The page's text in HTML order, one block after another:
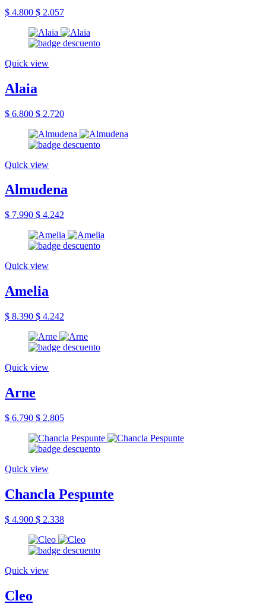
$ 4.800 $ 2.057
Quick view
Alaia
$ 6.800 $ 2.720
Quick view
Almudena
$ 7.990 $ 4.242
Quick view
Amelia
$ 8.390 $ 4.242
Quick view
Arne
$ 6.790 $ 2.805
Quick view
Chancla Pespunte
$ 4.900 $ 2.338
Quick view
Cleo